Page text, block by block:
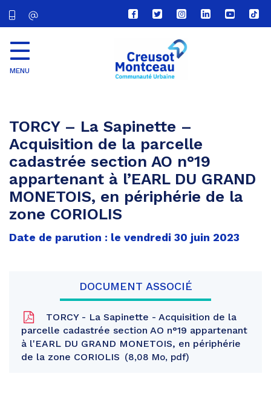
Lien
vers
compte
Facebook
Lien
vers
compte
Twitter
Lien
vers
le
compte
Lien
vers
Lien
vers
Lien
vers
MENU
TORCY – La Sapinette –
Acquisition de la parcelle
cadastrée section AO n°19
appartenant à l’EARL DU GRAND
MONETOIS, en périphérie de la
zone CORIOLIS
Date de parution : le vendredi 30 juin 2023
DOCUMENT ASSOCIÉ
TORCY - La Sapinette - Acquisition de la
parcelle cadastrée section AO n°19 appartenant
à l'EARL DU GRAND MONETOIS, en périphérie
de la zone CORIOLIS
8,08 Mo, pdf